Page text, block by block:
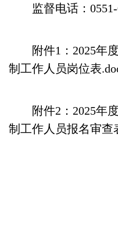
监督电话：0551-
附件1：2025年
制工作人员岗位表
附件2：2025年
制工作人员报名审查